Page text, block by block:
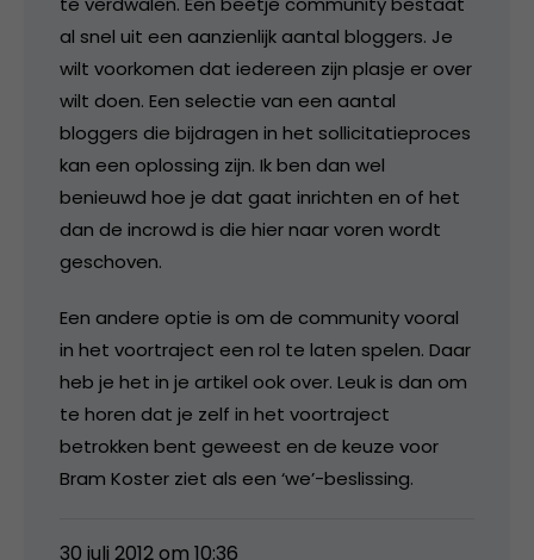
al snel uit een aanzienlijk aantal bloggers. Je
wilt voorkomen dat iedereen zijn plasje er over
wilt doen. Een selectie van een aantal
bloggers die bijdragen in het sollicitatieproces
kan een oplossing zijn. Ik ben dan wel
benieuwd hoe je dat gaat inrichten en of het
dan de incrowd is die hier naar voren wordt
geschoven.
Een andere optie is om de community vooral
in het voortraject een rol te laten spelen. Daar
heb je het in je artikel ook over. Leuk is dan om
te horen dat je zelf in het voortraject
betrokken bent geweest en de keuze voor
Bram Koster ziet als een ‘we’-beslissing.
30 juli 2012 om 10:36